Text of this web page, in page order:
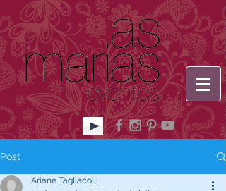
Post
Ariane Tagliacolli